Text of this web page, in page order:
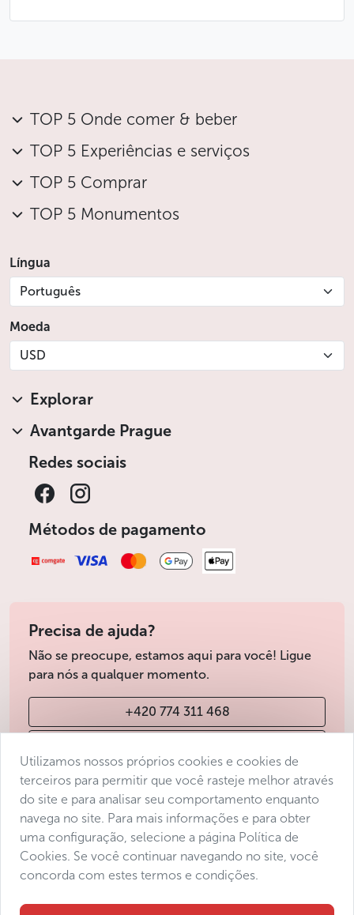
TOP 5 Onde comer & beber
TOP 5 Experiências e serviços
TOP 5 Comprar
TOP 5 Monumentos
Língua
Português
Moeda
USD
Explorar
Avantgarde Prague
Redes sociais
Métodos de pagamento
Precisa de ajuda?
Não se preocupe, estamos aqui para você! Ligue
para nós a qualquer momento.
+420 774 311 468
Condições de venda
Protecção de dados
Declaração de acessibilidade
Manage consent
Utilizamos nossos próprios cookies e cookies de
terceiros para permitir que você rasteje melhor através
do site e para analisar seu comportamento enquanto
navega no site. Para mais informações e para obter
uma configuração, selecione a página Política de
Cookies. Se você continuar navegando no site, você
concorda com estes termos e condições.